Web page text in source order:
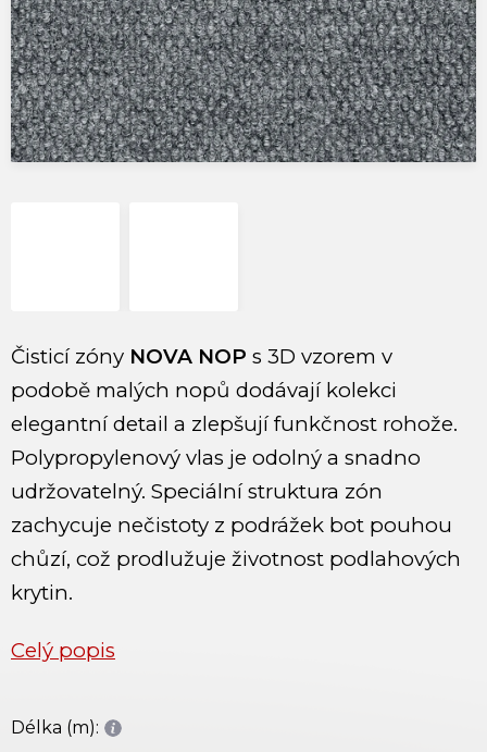
Čisticí zóny NOVA NOP s 3D vzorem v
podobě malých nopů dodávají kolekci
elegantní detail a zlepšují funkčnost rohože.
Polypropylenový vlas je odolný a snadno
udržovatelný. Speciální struktura zón
zachycuje nečistoty z podrážek bot pouhou
chůzí, což prodlužuje životnost podlahových
krytin.
Celý popis
Délka (m):